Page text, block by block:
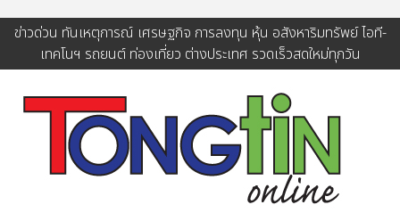
ข่าวด่วน ทันเหตุการณ์ เศรษฐกิจ การลงทุน หุ้น อสังหาริมทรัพย์ ไอที-
เทคโนฯ รถยนต์ ท่องเที่ยว ต่างประเทศ รวดเร็วสดใหม่ทุกวัน